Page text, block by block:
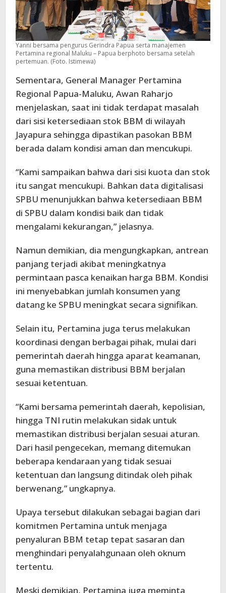
Yanni bersama pengurus Gerindra Papua serta manajemen
Pertamina regional Maluku – Papua berphoto bersama setelah
pertemuan. (Foto. Istimewa)
Sementara, General Manager Pertamina
Regional Papua-Maluku, Awan Raharjo
menjelaskan, saat ini tidak terdapat masalah
dari sisi ketersediaan stok BBM di wilayah
Jayapura sehingga dipastikan pasokan BBM
berada dalam kondisi aman dan mencukupi.
“Kami sampaikan bahwa dari sisi kuota dan stok
itu sangat mencukupi. Bahkan data digitalisasi
SPBU menunjukkan bahwa ketersediaan BBM
di SPBU dalam kondisi baik dan tidak
mengalami kekurangan,” jelasnya.
Namun demikian, dia mengungkapkan, antrean
panjang terjadi akibat meningkatnya
permintaan pasca kenaikan harga BBM. Kondisi
ini menyebabkan jumlah konsumen yang
datang ke SPBU meningkat secara signifikan.
Selain itu, Pertamina juga terus melakukan
koordinasi dengan berbagai pihak, mulai dari
pemerintah daerah hingga aparat keamanan,
guna memastikan distribusi BBM berjalan
sesuai ketentuan.
“Kami bersama pemerintah daerah, kepolisian,
hingga TNI rutin melakukan sidak untuk
memastikan distribusi berjalan sesuai aturan.
Dari hasil pengecekan, memang ditemukan
beberapa kendaraan yang tidak sesuai
ketentuan dan langsung ditindak oleh pihak
berwenang,” ungkapnya.
Upaya tersebut dilakukan sebagai bagian dari
komitmen Pertamina untuk menjaga
penyaluran BBM tetap tepat sasaran dan
menghindari penyalahgunaan oleh oknum
tertentu.
Meski demikian, Pertamina juga meminta